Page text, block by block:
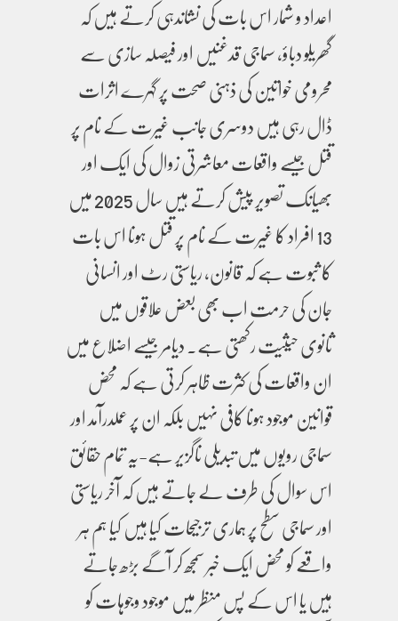
اعداد و شمار اس بات کی نشاندہی کرتے ہیں کہ
گھریلو دباؤ، سماجی قدغنیں اور فیصلہ سازی سے
محرومی خواتین کی ذہنی صحت پر گہرے اثرات
ڈال رہی ہیں دوسری جانب غیرت کے نام پر
قتل جیسے واقعات معاشرتی زوال کی ایک اور
بھیانک تصویر پیش کرتے ہیں سال 2025 میں
13 افراد کا غیرت کے نام پر قتل ہونا اس بات
کا ثبوت ہے کہ قانون، ریاستی رٹ اور انسانی
جان کی حرمت اب بھی بعض علاقوں میں
ثانوی حیثیت رکھتی ہے۔ دیامر جیسے اضلاع میں
ان واقعات کی کثرت ظاہر کرتی ہے کہ محض
قوانین موجود ہونا کافی نہیں بلکہ ان پر عملدرآمد اور
سماجی رویوں میں تبدیلی ناگزیر ہے-یہ تمام حقائق
اس سوال کی طرف لے جاتے ہیں کہ آخر ریاستی
اور سماجی سطح پر ہماری ترجیحات کیا ہیں کیا ہم ہر
واقعے کو محض ایک خبر سمجھ کر آگے بڑھ جاتے
ہیں یا اس کے پس منظر میں موجود وجوہات کو